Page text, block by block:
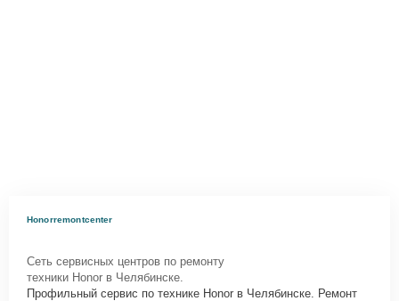
Honorremontcenter
Сеть сервисных центров по ремонту
техники Honor в Челябинске.
Профильный сервис по технике Honor в Челябинске. Ремонт